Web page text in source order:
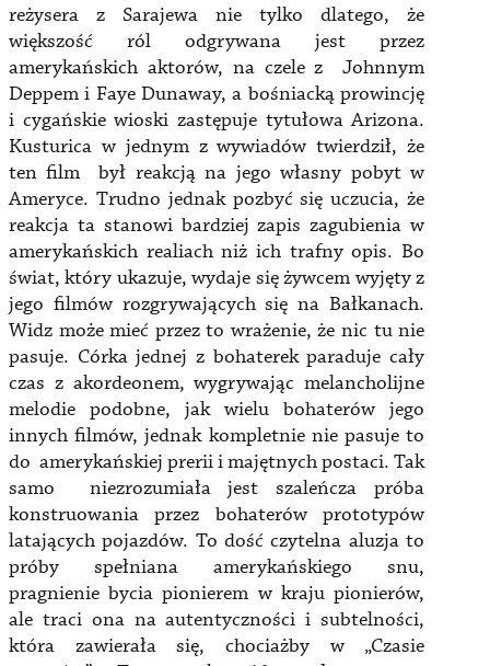
reżysera z Sarajewa nie tylko dlatego, że
większość ról odgrywana jest przez
amerykańskich aktorów, na czele z Johnnym
Deppem i Faye Dunaway, a bośniacką prowincję
i cygańskie wioski zastępuje tytułowa Arizona.
Kusturica w jednym z wywiadów twierdził, że
ten film był reakcją na jego własny pobyt w
Ameryce. Trudno jednak pozbyć się uczucia, że
reakcja ta stanowi bardziej zapis zagubienia w
amerykańskich realiach niż ich trafny opis. Bo
świat, który ukazuje, wydaje się żywcem wyjęty z
jego filmów rozgrywających się na Bałkanach.
Widz może mieć przez to wrażenie, że nic tu nie
pasuje. Córka jednej z bohaterek paraduje cały
czas z akordeonem, wygrywając melancholijne
melodie podobne, jak wielu bohaterów jego
innych filmów, jednak kompletnie nie pasuje to
do amerykańskiej prerii i majętnych postaci. Tak
samo niezrozumiała jest szaleńcza próba
konstruowania przez bohaterów prototypów
latających pojazdów. To dość czytelna aluzja to
próby spełniana amerykańskiego snu,
pragnienie bycia pionierem w kraju pionierów,
ale traci ona na autentyczności i subtelności,
która zawierała się, chociażby w „Czasie